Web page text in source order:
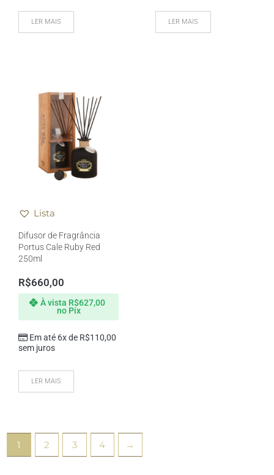
LER MAIS LER MAIS
Lista
Difusor de Fragrância
Portus Cale Ruby Red
250ml
R$660,00
Em até 6x de R$110,00
sem juros
À vista R$627,00
no Pix
LER MAIS
1 2 3 4 →